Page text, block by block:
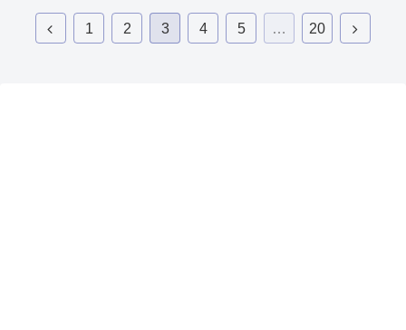
1 2 3 4 5 … 20